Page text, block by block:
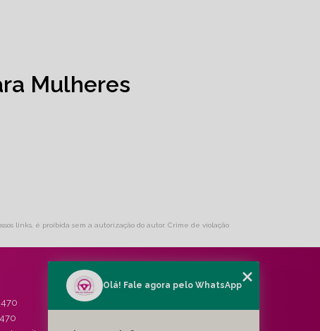
Mulheres
links, é proibida sem a autorização do autor. Crime de violação
MENU
Olá! Fale agora pelo WhatsApp